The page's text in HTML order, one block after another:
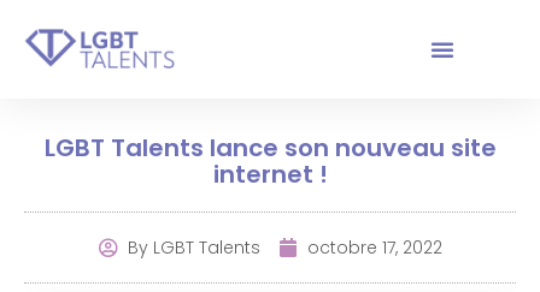
LGBT Talents lance son nouveau site
internet !
ByLGBT Talents octobre 17, 2022